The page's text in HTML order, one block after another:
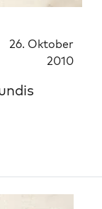
26. Oktober
2010